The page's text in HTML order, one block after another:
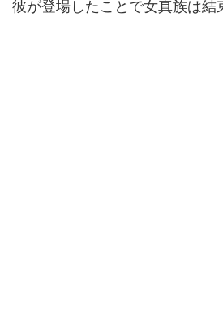
彼が登場したことで女真族は結